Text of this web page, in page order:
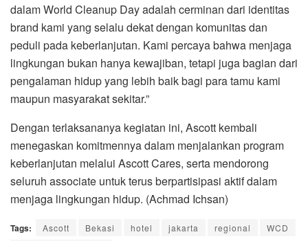
dalam World Cleanup Day adalah cerminan dari identitas
brand kami yang selalu dekat dengan komunitas dan
peduli pada keberlanjutan. Kami percaya bahwa menjaga
lingkungan bukan hanya kewajiban, tetapi juga bagian dari
pengalaman hidup yang lebih baik bagi para tamu kami
maupun masyarakat sekitar.”
Dengan terlaksananya kegiatan ini, Ascott kembali
menegaskan komitmennya dalam menjalankan program
keberlanjutan melalui Ascott Cares, serta mendorong
seluruh associate untuk terus berpartisipasi aktif dalam
menjaga lingkungan hidup. (Achmad Ichsan)
Tags: Ascott Bekasi hotel jakarta regional
WCD